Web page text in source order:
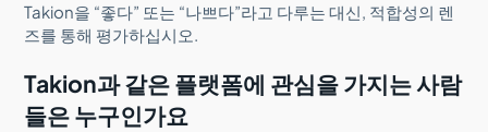
Takion을 “좋다” 또는 “나쁘다”라고 다루는 대신, 적합성의 렌
즈를 통해 평가하십시오.
Takion과 같은 플랫폼에 관심을 가지는 사람
들은 누구인가요